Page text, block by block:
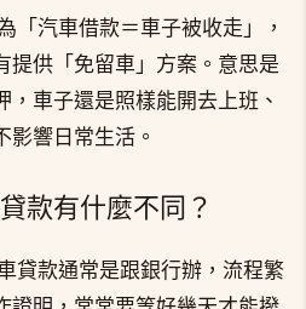
「汽車借款＝車子被收走」，
提供「免留車」方案。意思是
車子還是照樣能開去上班、
影響日常生活。
款有什麼不同？
貸款通常是跟銀行辦，流程繁